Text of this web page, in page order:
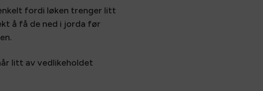
fordi løken trenger litt
å få de ned i jorda før
litt av vedlikeholdet